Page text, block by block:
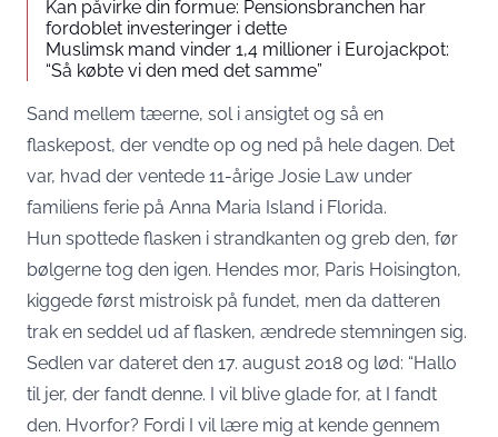
Kan påvirke din formue: Pensionsbranchen har
fordoblet investeringer i dette
Muslimsk mand vinder 1,4 millioner i Eurojackpot:
“Så købte vi den med det samme”
Sand mellem tæerne, sol i ansigtet og så en
flaskepost, der vendte op og ned på hele dagen. Det
var, hvad der ventede 11-årige Josie Law under
familiens ferie på Anna Maria Island i Florida.
Hun spottede flasken i strandkanten og greb den, før
bølgerne tog den igen. Hendes mor, Paris Hoisington,
kiggede først mistroisk på fundet, men da datteren
trak en seddel ud af flasken, ændrede stemningen sig.
Sedlen var dateret den 17. august 2018 og lød: “Hallo
til jer, der fandt denne. I vil blive glade for, at I fandt
den. Hvorfor? Fordi I vil lære mig at kende gennem